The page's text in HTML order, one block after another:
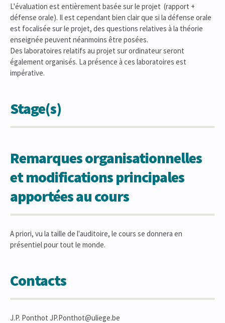
L'évaluation est entièrement basée sur le projet (rapport +
défense orale). Il est cependant bien clair que si la défense orale
est focalisée sur le projet, des questions relatives à la théorie
enseignée peuvent néanmoins être posées.
Des laboratoires relatifs au projet sur ordinateur seront
également organisés. La présence à ces laboratoires est
impérative.
Stage(s)
Remarques organisationnelles
et modifications principales
apportées au cours
A priori, vu la taille de l'auditoire, le cours se donnera en
présentiel pour tout le monde.
Contacts
J.P. Ponthot JP.Ponthot@uliege.be